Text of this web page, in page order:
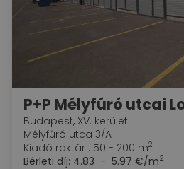
P+P Mélyfúró utcai
Budapest, XV. kerület
Mélyfúró utca 3/A
Kiadó raktár : 50 - 200 m2
Bérleti díj: 4.83 - 5.97 €/m2